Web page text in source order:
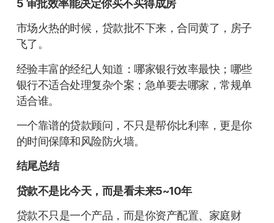
5 审批效率能决定你买不买得成房
市场火热的时候，贷款批不下来，合同黄了，房子
飞了。
经验丰富的经纪人知道：哪家银行效率最快；哪些
银行不适合处理复杂个案；急单要去哪家，常规单
适合谁。
一个靠谱的贷款顾问，不只是帮你比利率，更是你
的时间保障和风险防火墙。
结尾总结
贷款不是比今天，而是看未来5~10年
贷款不只是一个产品，而是你资产配置、家庭财